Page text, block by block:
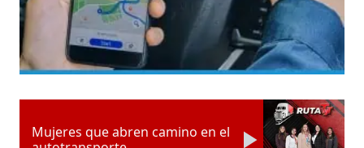
Mujeres que abren camino en el